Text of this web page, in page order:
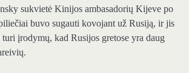
sukvietė Kinijos ambasadorių Kijeve po
buvo sugauti kovojant už Rusiją, ir jis
įrodymų, kad Rusijos gretose yra daug